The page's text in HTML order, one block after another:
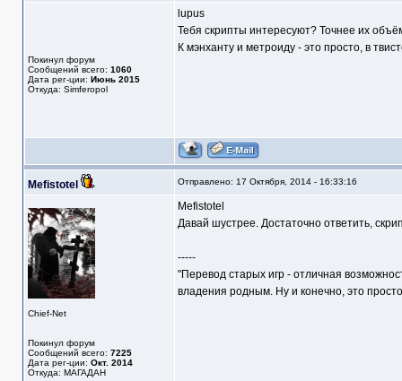
Покинул форум
Сообщений всего: 1060
Дата рег-ции: Июнь 2015
Откуда: Simferopol
lupus
Тебя скрипты интересуют? Точнее их
К мэнханту и метроиду - это просто, в
Mefistotel Отправлено: 17 Октября, 2014 - 16:33:16
Chief-Net
Покинул форум
Сообщений всего: 7225
Дата рег-ции: Окт. 2014
Откуда: МАГАДАН
Mefistotel
Давай шустрее. Достаточно ответить,
-----
"Перевод старых игр - отличная
владения родным. Ну и конечно, это